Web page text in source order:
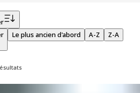
Le plus ancien d'abord A-Z Z-A